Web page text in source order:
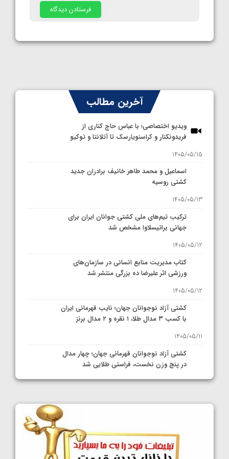
آخرین مطالب
ویدیو اختصاصی؛ با عباس حاج کناری از
فریدونکنار و کراسنویارسک تا آتلانتا و توکیو
1405/05/15
اسماعیل و محمد طاهر خانیف برادران جدید
کشتی روسیه
1405/05/13
ترکیب تیم‌های ملی کشتی جوانان ایران برای
جهانی براتیسلاوا مشخص شد
1405/05/12
کتاب مدیریت منابع انسانی در سازمان‌های
ورزشی اثر علیرضا ده بزرگی منتشر شد
1405/05/12
کشتی آزاد نوجوانان جهان؛ نایب قهرمانی ایران
با کسب ۳ مدال طلا، ۱ نقره و ۲ مدال برنز
1405/05/11
کشتی آزاد نوجوانان قهرمانی جهان؛ چهار مدال
در پنج وزن نخست، فراستی طلایی شد
1405/05/11
کشتی آزاد نوجوانان جهان؛ رقبای نمایندگان
ایران مشخص شدند